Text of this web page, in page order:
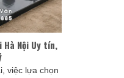
Nội Uy tín,
việc lựa chọn